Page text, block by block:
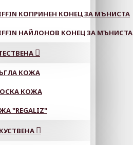
КОПРИНЕН КОНЕЦ ЗА МЪНИСТА
НАЙЛОНОВ КОНЕЦ ЗА МЪНИСТА
КОЖА
КОЖА
"REGALIZ"